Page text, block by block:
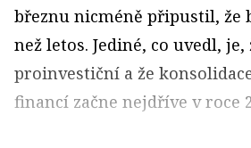
březnu nicméně připustil, že
než letos. Jediné, co uvedl, je,
proinvestiční a že
financí začne nejdříve v roce